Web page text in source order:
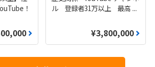
！
ル 登録者31万以上 最高 ...
¥3,800,000